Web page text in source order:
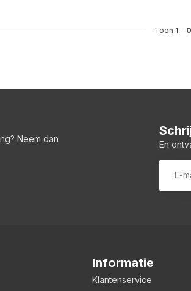
Toon 1 - 0
Neem dan
En
Informatie
Klantenservice